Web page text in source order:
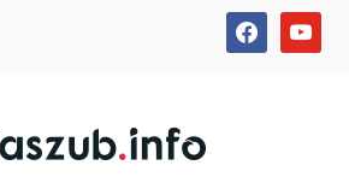
facebookyoutube